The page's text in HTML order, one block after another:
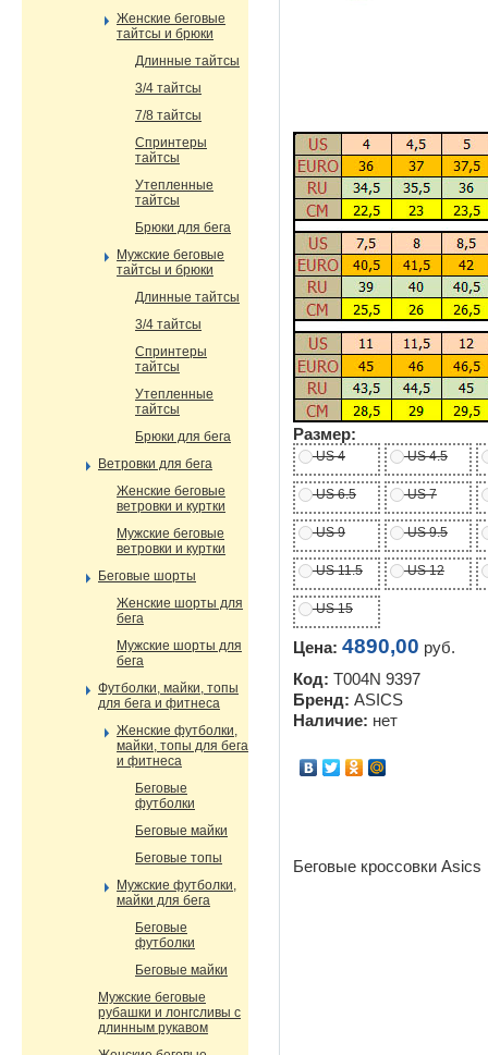
Размер:
US 4 US 4.5
US 6.5 US 7
US 9 US 9.5
US 11.5 US 12
US 15
Цена: 4890,00 руб.
Код: T004N 9397
Бренд: ASICS
Наличие: нет
Беговые кроссовки Asics
Женские беговые
тайтсы и брюки
Длинные тайтсы
3/4 тайтсы
7/8 тайтсы
Спринтеры
тайтсы
Утепленные
тайтсы
Брюки для бега
Мужские беговые
тайтсы и брюки
Длинные тайтсы
3/4 тайтсы
Спринтеры
тайтсы
Утепленные
тайтсы
Брюки для бега
Ветровки для бега
Женские беговые
ветровки и куртки
Мужские беговые
ветровки и куртки
Беговые шорты
Женские шорты для
бега
Мужские шорты для
бега
Футболки, майки, топы
для бега и фитнеса
Женские футболки,
майки, топы для бега
и фитнеса
Беговые
футболки
Беговые майки
Беговые топы
Мужские футболки,
майки для бега
Беговые
футболки
Беговые майки
Мужские беговые
рубашки и лонгсливы с
длинным рукавом